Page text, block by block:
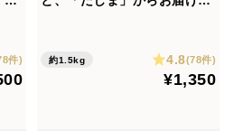
」と判断したタイミングで発送
件)
ｋｇ」【朝どれ】
約1.5kg 4.8(78件)
¥1,350